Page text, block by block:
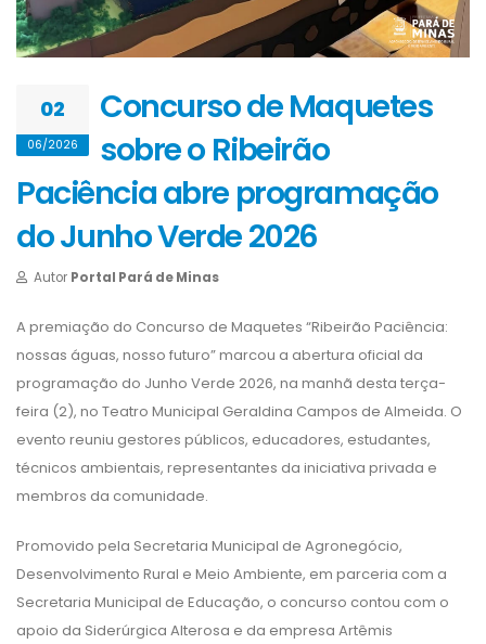
02
06/2026
Concurso de Maquetes
sobre o Ribeirão
Paciência abre programação
do Junho Verde 2026
Autor Portal Pará de Minas
A premiação do Concurso de Maquetes “Ribeirão Paciência:
nossas águas, nosso futuro” marcou a abertura oficial da
programação do Junho Verde 2026, na manhã desta terça-
feira (2), no Teatro Municipal Geraldina Campos de Almeida. O
evento reuniu gestores públicos, educadores, estudantes,
técnicos ambientais, representantes da iniciativa privada e
membros da comunidade.
Promovido pela Secretaria Municipal de Agronegócio,
Desenvolvimento Rural e Meio Ambiente, em parceria com a
Secretaria Municipal de Educação, o concurso contou com o
apoio da Siderúrgica Alterosa e da empresa Artêmis